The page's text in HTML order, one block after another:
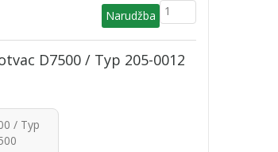
D7500 / Typ 205-0012
/ Typ